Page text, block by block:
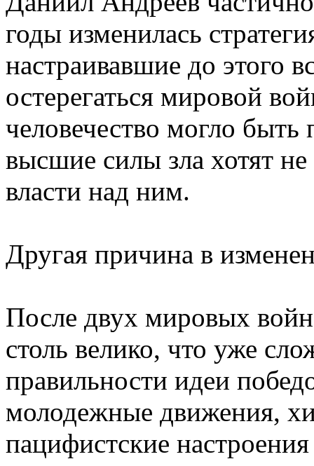
годы изменилась
настраивавшие до этого
остерегаться мировой
человечество могло
высшие силы зла хотят
власти над ним.
Другая причина в
После двух мировых
столь велико, что уже
правильности идеи
молодежные движения,
пацифистские